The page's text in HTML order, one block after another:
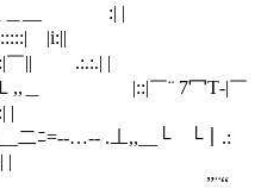
＿＿__ :| |
|i:||
￣|| .:.:.| |
Ｌ,,＿ |::|￣¨ 7冖T‐|￣
|
__二ﾆ=-‐…‐- .⊥,,__└ └｜.:
|
￣ ￣”¨“